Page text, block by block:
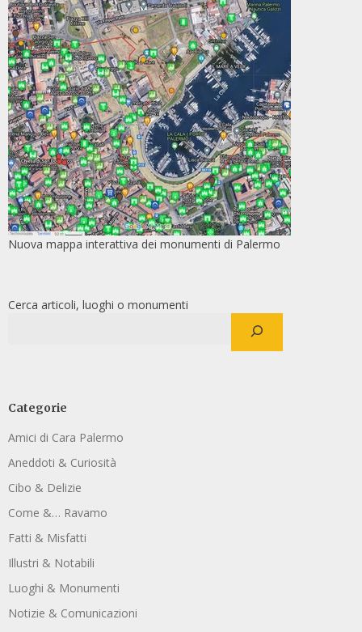
Nuova mappa interattiva dei monumenti di Palermo
Cerca articoli, luoghi o monumenti
Categorie
Amici di Cara Palermo
Aneddoti & Curiosità
Cibo & Delizie
Come &… Ravamo
Fatti & Misfatti
Illustri & Notabili
Luoghi & Monumenti
Notizie & Comunicazioni